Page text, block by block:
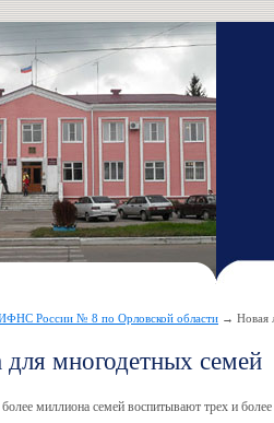
России № 8 по Орловской области → Новая
для многодетных семей
миллиона семей воспитывают трех и